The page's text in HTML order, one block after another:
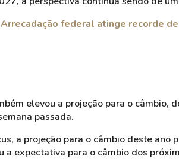
federal atinge recorde
elevou a projeção para o câmbio,
passada.
a projeção para o câmbio deste ano
a expectativa para o câmbio dos